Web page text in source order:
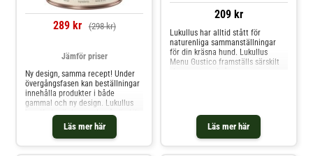
289 kr (298 kr)
Läs mer här
Jämför priser
Ny design, samma recept! Under
övergångsfasen kan beställningar
innehålla produkter i både
gammal och ny design. Lukullus
hundfoder är baserade på särskilt
rikhaltiga recept. Kombinationen
av animaliska proteiner,
växtbaserade ingredienser och
209 kr
Läs mer här
Lukullus har alltid stått för
naturenliga sammanställningar
för din kräsna hund. Lukullus
Menu Gustico framställs särskilt
mineraler och spårämnen.